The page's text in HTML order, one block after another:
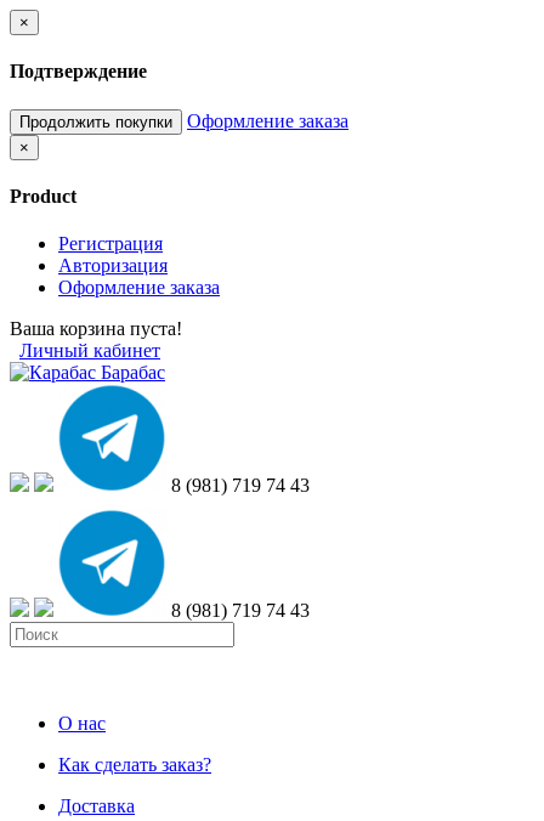
×
Подтверждение
Продолжить покупки Оформление заказа
×
Product
Регистрация
Авторизация
Оформление заказа
Ваша корзина пуста!
Личный кабинет
8 (981) 719 74 43
8 (981) 719 74 43
О нас
Как сделать заказ?
Доставка